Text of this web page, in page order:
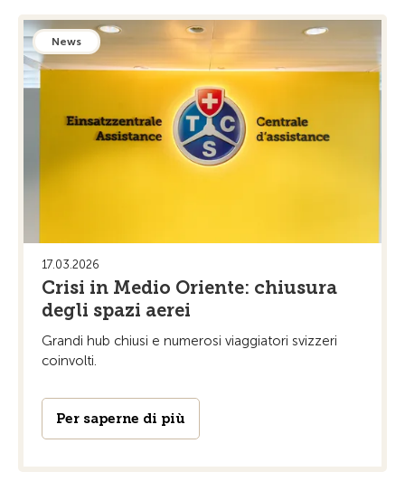
News
17.03.2026
Crisi in Medio Oriente: chiusura
degli spazi aerei
Grandi hub chiusi e numerosi viaggiatori svizzeri
coinvolti.
Per saperne di più